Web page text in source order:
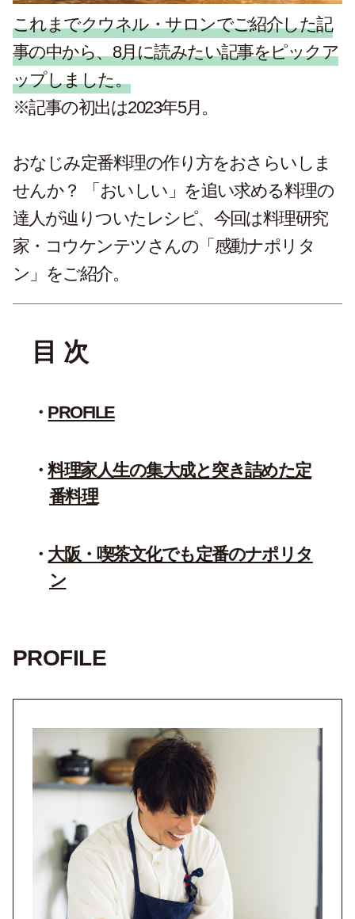
これまでクウネル・サロンでご紹介した記
事の中から、8月に読みたい記事をピックア
ップしました。
※記事の初出は2023年5月。
おなじみ定番料理の作り方をおさらいしま
せんか？ 「おいしい」を追い求める料理の
達人が辿りついたレシピ、今回は料理研究
家・コウケンテツさんの「感動ナポリタ
ン」をご紹介。
目 次
PROFILE
料理家人生の集大成と突き詰めた定
番料理
大阪・喫茶文化でも定番のナポリタ
ン
PROFILE